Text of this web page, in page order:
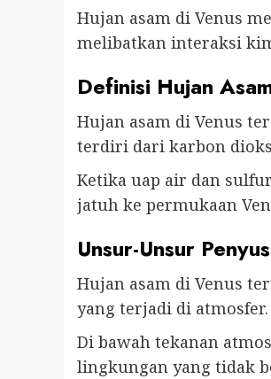
Hujan asam di Venus
melibatkan interaksi
Definisi Hujan
Hujan asam di Venus
terdiri dari karbon
Ketika uap air dan
jatuh ke permukaan
Unsur-Unsur
Hujan asam di Venus
yang terjadi di atmosfer.
Di bawah tekanan
lingkungan yang tidak